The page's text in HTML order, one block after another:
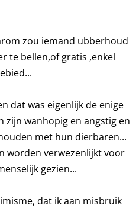
zou iemand ubberhoud
te bellen,of gratis ,enkel
dat was eigenlijk de enige
zijn wanhopig en angstig en
met hun dierbaren...
worden verwezenlijkt voor
gezien...
dat ik aan misbruik